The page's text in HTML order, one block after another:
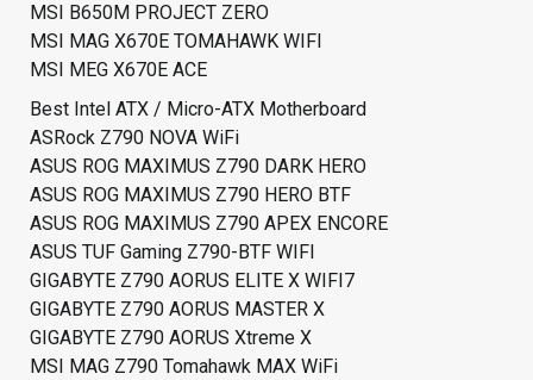
MSI B650M PROJECT ZERO
MSI MAG X670E TOMAHAWK WIFI
MSI MEG X670E ACE
Best Intel ATX / Micro-ATX Motherboard
ASRock Z790 NOVA WiFi
ASUS ROG MAXIMUS Z790 DARK HERO
ASUS ROG MAXIMUS Z790 HERO BTF
ASUS ROG MAXIMUS Z790 APEX ENCORE
ASUS TUF Gaming Z790-BTF WIFI
GIGABYTE Z790 AORUS ELITE X WIFI7
GIGABYTE Z790 AORUS MASTER X
GIGABYTE Z790 AORUS Xtreme X
MSI MAG Z790 Tomahawk MAX WiFi